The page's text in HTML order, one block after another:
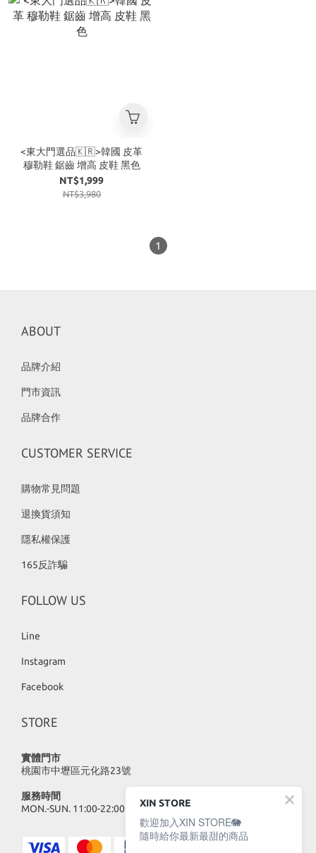
<東大門選品🇰🇷>韓國 皮革
穆勒鞋 鋸齒 增高 皮鞋 黑色
NT$1,999
NT$3,980
1
ABOUT
品牌介紹
門市資訊
品牌合作
CUSTOMER SERVICE
購物常見問題
退換貨須知
隱私權保護
165反詐騙
FOLLOW US
Line
Instagram
Facebook
STORE
實體門市
桃園市中壢區元化路23號
服務時間
MON.-SUN. 11:00-22:00
XIN STORE
歡迎加入XIN STORE🐘
隨時給你最新最甜的商品